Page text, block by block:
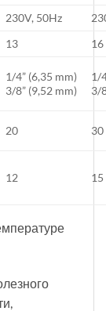
230V, 50Hz
13 16
1/4” (6,35 mm)
3/8” (9,52 mm)
1/
3/
20 30
12 15